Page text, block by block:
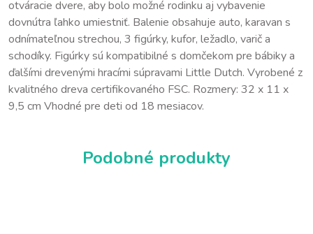
otváracie dvere, aby bolo možné rodinku aj vybavenie
dovnútra ľahko umiestniť. Balenie obsahuje auto, karavan s
odnímateľnou strechou, 3 figúrky, kufor, ležadlo, varič a
schodíky. Figúrky sú kompatibilné s domčekom pre bábiky a
ďalšími drevenými hracími súpravami Little Dutch. Vyrobené z
kvalitného dreva certifikovaného FSC. Rozmery: 32 x 11 x
9,5 cm Vhodné pre deti od 18 mesiacov.
Podobné produkty